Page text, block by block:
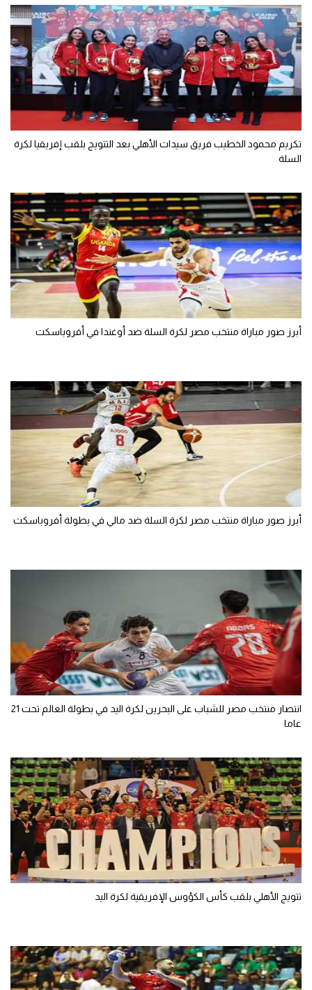
تحقيق في الجول
تقرير في الجول
تحليل في الجول
حكايات في الجول
كويز في الجول
فيديو في الجول
تكريم محمود الخطيب فريق سيدات الأهلي بعد التتويج بلقب إفريقيا لكرة
السلة
أبرز صور مباراة منتخب مصر لكرة السلة ضد أوغندا في أفروباسكت
أبرز صور مباراة منتخب مصر لكرة السلة ضد مالي في بطولة أفروباسكت
انتصار منتخب مصر للشباب على البحرين لكرة اليد في بطولة العالم تحت 21
عاما
تتويج الأهلي بلقب كأس الكؤوس الإفريقية لكرة اليد